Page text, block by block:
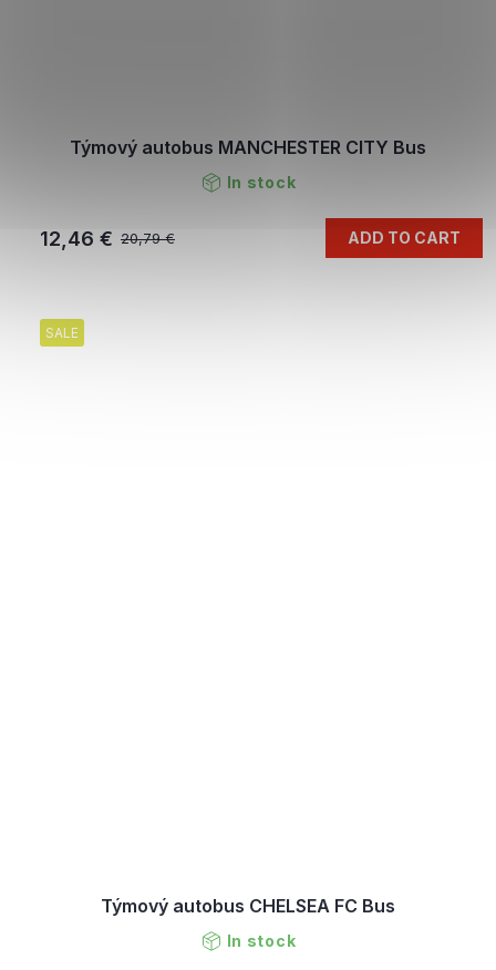
Týmový autobus MANCHESTER CITY Bus
In stock
20,79 €
12,46 € ADD TO CART
SALE
Týmový autobus CHELSEA FC Bus
In stock